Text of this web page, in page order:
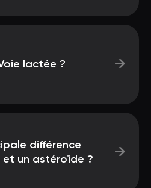
lactée ? →
différence
un astéroïde ?
→